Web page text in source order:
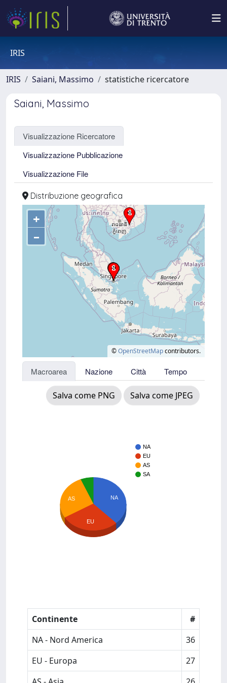
IRIS
IRIS Saiani, Massimo statistiche ricercatore
Saiani, Massimo
Visualizzazione Ricercatore
Visualizzazione Pubblicazione
Visualizzazione File
Distribuzione geografica
+
–
©OpenStreetMapcontributors.
Macroarea Nazione Città Tempo
Salva come PNG Salva come JPEG
NA
EU
AS
SA
NA
AS
EU
Continente
#
NA - Nord America
36
EU - Europa
27